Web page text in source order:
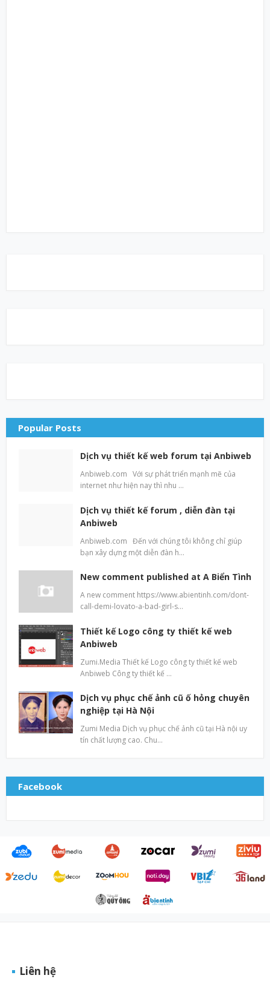
Popular Posts
Dịch vụ thiết kế web forum tại Anbiweb
Anbiweb.com Với sự phát triển mạnh mẽ của
internet như hiện nay thì nhu …
Dịch vụ thiết kế forum , diễn đàn tại
Anbiweb
Anbiweb.com Đến với chúng tôi không chỉ giúp
bạn xây dựng một diễn đàn h…
New comment published at A Biển Tình
A new comment https://www.abientinh.com/dont-
call-demi-lovato-a-bad-girl-s…
Thiết kế Logo công ty thiết kế web
Anbiweb
Zumi.Media Thiết kế Logo công ty thiết kế web
Anbiweb Công ty thiết kế …
Dịch vụ phục chế ảnh cũ ố hỏng chuyên
nghiệp tại Hà Nội
Zumi Media Dịch vụ phục chế ảnh cũ tại Hà nội uy
tín chất lượng cao. Chu…
Facebook
Liên hệ